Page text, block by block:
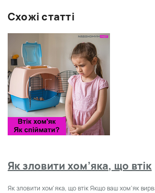
Схожі статті
Як зловити хом’яка, що втік
Як зловити хом’яка, що втік Якщо ваш хом’як